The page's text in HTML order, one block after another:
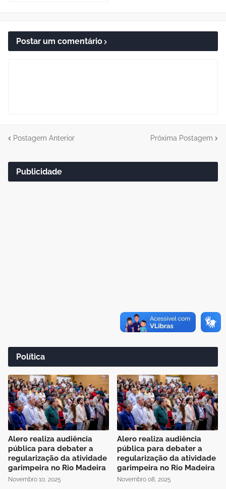
Postar um comentário
Postagem Anterior Próxima Postagem
Publicidade
Política
Alero realiza audiência
pública para debater a
regularização da atividade
garimpeira no Rio Madeira
Novembro 10, 2025
Alero realiza audiência
pública para debater a
regularização da atividade
garimpeira no Rio Madeira
Novembro 08, 2025